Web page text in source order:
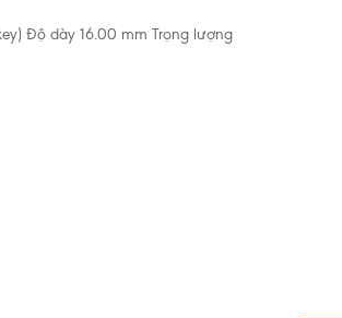
Độ dày 16.00 mm Trọng lượng